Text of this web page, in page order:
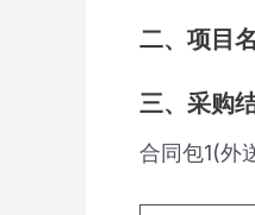
二、项目
三、采购
合同包1(外